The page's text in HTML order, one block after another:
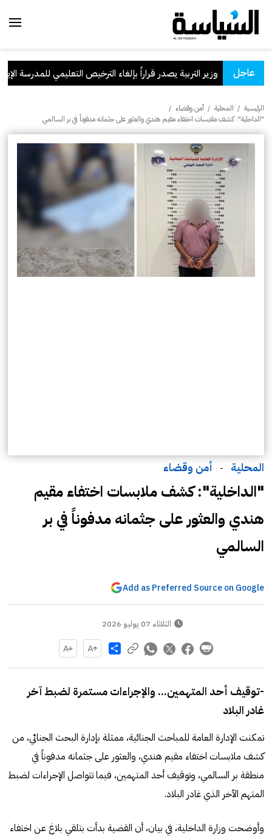
عاجل وزير التربية يصدر قراراً بإلغاء الترخيص التعليمي للمدرسة
الرئيسية / المحلية / أمن وقضاء /
"الداخلية": كشف ملابسات اختفاء مقيم هندي والعثور على جثمانه مدفوناً في بر السالمي
المحلية - أمن وقضاء
"الداخلية": كشف ملابسات اختفاء مقيم
هندي والعثور على جثمانه مدفوناً في بر
السالمي
Add as Preferred Source on Google
الثلاثاء 07 يوليو 2026
Share
-توقيف أحد المتهمين... والإجراءات مستمرة لضبط آخر
غادر البلاد
تمكنت الإدارة العامة للمباحث الجنائية، ممثلة بإدارة البحث الجنائي، من
كشف ملابسات اختفاء مقيم هندي، والعثور على جثمانه مدفوناً في
منطقة بر السالمي، وتوقيف أحد المتهمين، فيما تتواصل الإجراءات لضبط
المتهم الآخر الذي غادر البلاد.
وأوضحت وزارة الداخلية، في بيان، أن القضية بدأت بتلقي بلاغ عن اختفاء